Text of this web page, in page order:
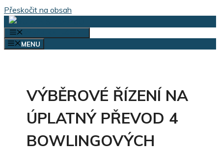
Přeskočit na obsah
MENU
VÝBĚROVÉ ŘÍZENÍ NA
ÚPLATNÝ PŘEVOD 4
BOWLINGOVÝCH